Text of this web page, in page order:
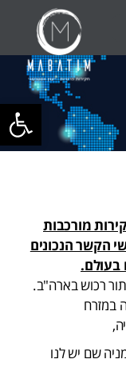
פתח
מורכבות
הקשר הנכונים
בעולם.
רכוש בארה"ב.
במזרח
שם יש לנו